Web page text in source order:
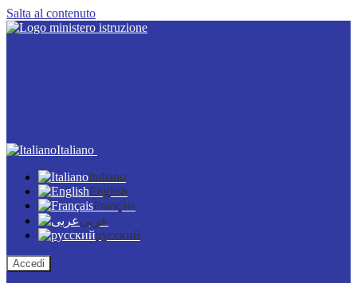
Salta al contenuto
Italiano
Italiano
English
Français
عربى
русский
Accedi